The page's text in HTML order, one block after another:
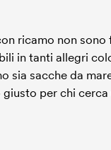
ricamo non
in tanti allegri
sacche da
per chi